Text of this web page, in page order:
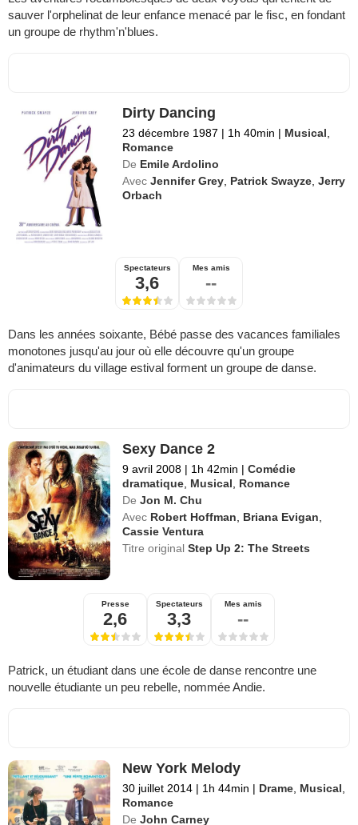
sauver l'orphelinat de leur enfance menacé par le fisc, en fondant
un groupe de rhythm'n'blues.
Dirty Dancing
23 décembre 1987 | 1h 40min | Musical,
Romance
De Emile Ardolino
Avec Jennifer Grey, Patrick Swayze,Jerry
Orbach
Spectateurs
3,6
Mes amis
--
Dans les années soixante, Bébé passe des vacances familiales
monotones jusqu'au jour où elle découvre qu'un groupe
d'animateurs du village estival forment un groupe de danse.
Sexy Dance 2
9 avril 2008 | 1h 42min | Comédie
dramatique, Musical, Romance
De Jon M. Chu
Avec Robert Hoffman, Briana Evigan,
Cassie Ventura
Titre originalStep Up 2: The Streets
Presse
2,6
Spectateurs
3,3
Mes amis
--
Patrick, un étudiant dans une école de danse rencontre une
nouvelle étudiante un peu rebelle, nommée Andie.
New York Melody
30 juillet 2014 | 1h 44min | Drame, Musical,
Romance
De John Carney